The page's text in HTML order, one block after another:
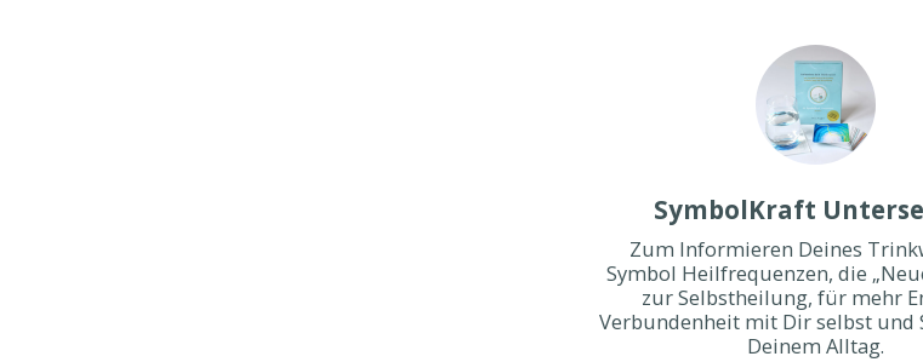
SymbolKraft
Zum Informieren Deines
Symbol Heilfrequenzen, die
zur Selbstheilung, für mehr
Verbundenheit mit Dir selbst und
Deinem Alltag.